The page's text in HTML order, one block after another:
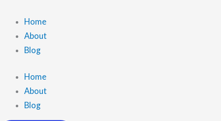
περιεχόμενο
Home
About
Blog
Home
About
Blog